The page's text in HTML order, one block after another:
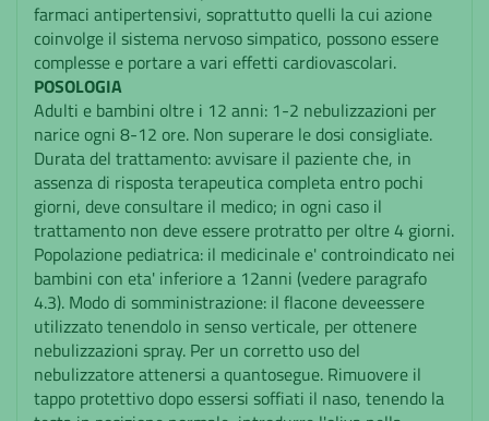
farmaci antipertensivi, soprattutto quelli la cui azione
coinvolge il sistema nervoso simpatico, possono essere
complesse e portare a vari effetti cardiovascolari.
POSOLOGIA
Adulti e bambini oltre i 12 anni: 1-2 nebulizzazioni per
narice ogni 8-12 ore. Non superare le dosi consigliate.
Durata del trattamento: avvisare il paziente che, in
assenza di risposta terapeutica completa entro pochi
giorni, deve consultare il medico; in ogni caso il
trattamento non deve essere protratto per oltre 4 giorni.
Popolazione pediatrica: il medicinale e' controindicato nei
bambini con eta' inferiore a 12anni (vedere paragrafo
4.3). Modo di somministrazione: il flacone deveessere
utilizzato tenendolo in senso verticale, per ottenere
nebulizzazioni spray. Per un corretto uso del
nebulizzatore attenersi a quantosegue. Rimuovere il
tappo protettivo dopo essersi soffiati il naso, tenendo la